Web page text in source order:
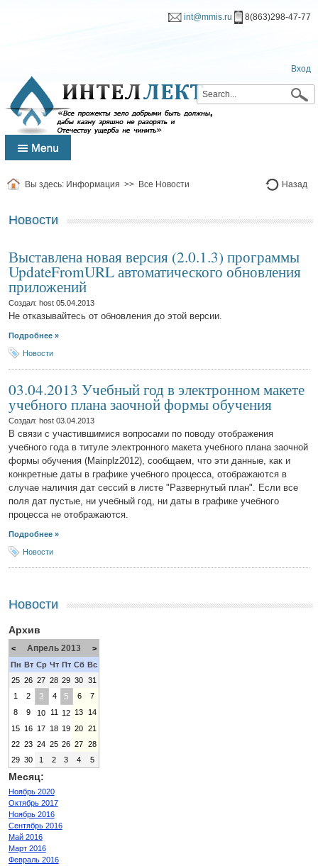
int@mmis.ru 8(863)298-47-77
Вход
Вы здесь: Информация >> Все Новости Назад
Новости
Выставлена новая версия (2.0.1.3) программы
UpdateFromURL автоматического обновления
приложений
Создал: host 05.04.2013
Не отказывайтесь от обновления до этой версии.
Подробнее »
Новости
03.04.2013 Учебный год в электронном макете
учебного плана заочной формы обучения
Создал: host 03.04.2013
В связи с участившимися вопросами по поводу отображения
учебного года в титуле электронного макета учебного плана заочной
формы обучения (Mainplz2012), сообщаем, что эти данные, как и
конкретные даты в графике учебного процесса, отображаются в
случае наличия дат сессий в листе "Развернутый план". Если все
поля дат пустые, ни учебный год, ни даты в графике учебного
процесса не отображаются.
Подробнее »
Новости
Новости
Архив
< Апрель 2013
>
Пн Вт Ср Чт Пт Сб Вс
25 26 27 28 29 30 31
1
2 3 4 5 6
7
8
9 10 11 12 13
14
15 16 17 18 19 20 21
22 23 24 25 26 27 28
29 30 1 2 3 4 5
Месяц:
Ноябрь 2020
Октябрь 2017
Ноябрь 2016
Сентябрь 2016
Май 2016
Март 2016
Февраль 2016